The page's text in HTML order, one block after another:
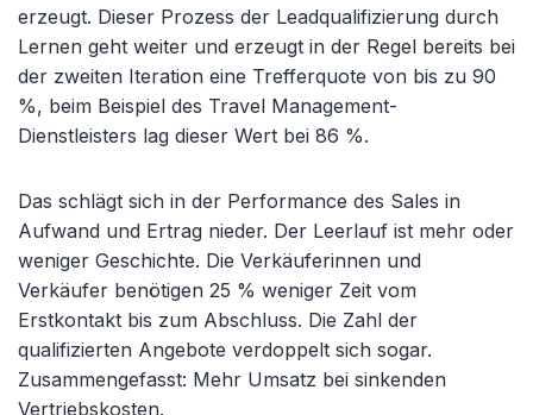
erzeugt. Dieser Prozess der Leadqualifizierung durch
Lernen geht weiter und erzeugt in der Regel bereits bei
der zweiten Iteration eine Trefferquote von bis zu 90
%, beim Beispiel des Travel Management-
Dienstleisters lag dieser Wert bei 86 %.
Das schlägt sich in der Performance des Sales in
Aufwand und Ertrag nieder. Der Leerlauf ist mehr oder
weniger Geschichte. Die Verkäuferinnen und
Verkäufer benötigen 25 % weniger Zeit vom
Erstkontakt bis zum Abschluss. Die Zahl der
qualifizierten Angebote verdoppelt sich sogar.
Zusammengefasst: Mehr Umsatz bei sinkenden
Vertriebskosten.